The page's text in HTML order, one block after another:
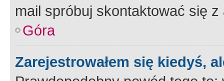
mail spróbuj skontaktować się
Góra
Zarejestrowałem się kiedyś,